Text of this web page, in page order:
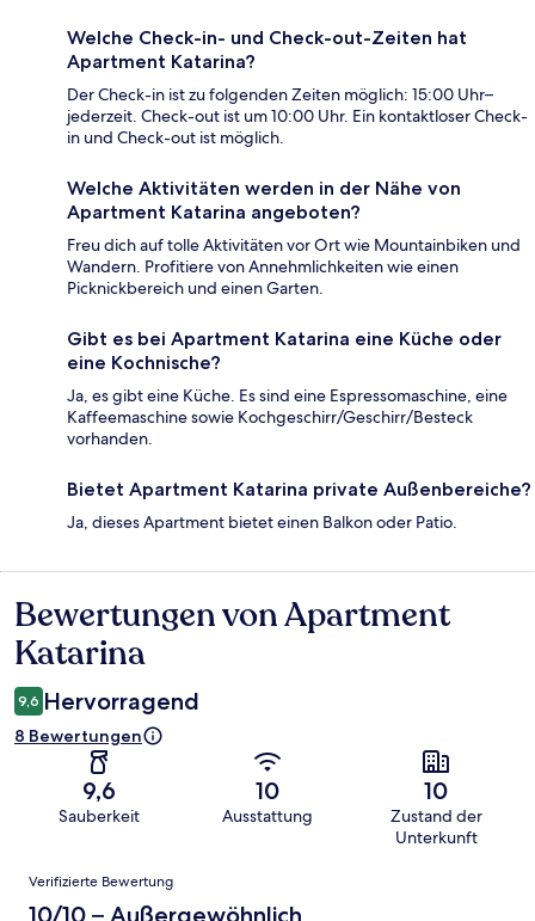
Welche Check-in- und Check-out-Zeiten hat
Apartment Katarina?
Der Check-in ist zu folgenden Zeiten möglich: 15:00 Uhr–
jederzeit. Check-out ist um 10:00 Uhr. Ein kontaktloser Check-
in und Check-out ist möglich.
Welche Aktivitäten werden in der Nähe von
Apartment Katarina angeboten?
Freu dich auf tolle Aktivitäten vor Ort wie Mountainbiken und
Wandern. Profitiere von Annehmlichkeiten wie einen
Picknickbereich und einen Garten.
Gibt es bei Apartment Katarina eine Küche oder
eine Kochnische?
Ja, es gibt eine Küche. Es sind eine Espressomaschine, eine
Kaffeemaschine sowie Kochgeschirr/Geschirr/Besteck
vorhanden.
Bietet Apartment Katarina private Außenbereiche?
Ja, dieses Apartment bietet einen Balkon oder Patio.
Bewertungen
Bewertungen von Apartment
Katarina
9,6 Hervorragend
8 Bewertungen
9,6
Sauberkeit
10
Ausstattung
10
Zustand der
Unterkunft
Bewertungen
Verifizierte Bewertung